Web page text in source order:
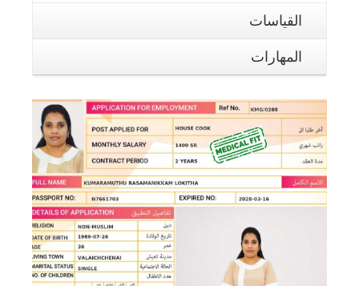
القياسات
المهارات